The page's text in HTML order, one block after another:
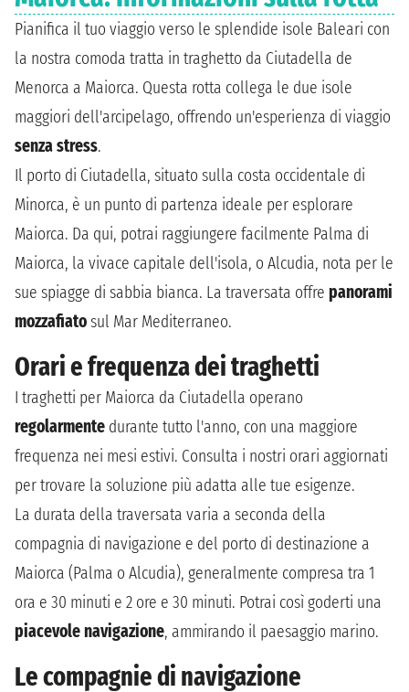
Pianifica il tuo viaggio verso le splendide isole Baleari con
la nostra comoda tratta in traghetto da Ciutadella de
Menorca a Maiorca. Questa rotta collega le due isole
maggiori dell'arcipelago, offrendo un'esperienza di viaggio
senza stress.
Il porto di Ciutadella, situato sulla costa occidentale di
Minorca, è un punto di partenza ideale per esplorare
Maiorca. Da qui, potrai raggiungere facilmente Palma di
Maiorca, la vivace capitale dell'isola, o Alcudia, nota per le
sue spiagge di sabbia bianca. La traversata offre panorami
mozzafiatosul Mar Mediterraneo.
Orari e frequenza dei traghetti
I traghetti per Maiorca da Ciutadella operano
regolarmente durante tutto l'anno, con una maggiore
frequenza nei mesi estivi. Consulta i nostri orari aggiornati
per trovare la soluzione più adatta alle tue esigenze.
La durata della traversata varia a seconda della
compagnia di navigazione e del porto di destinazione a
Maiorca (Palma o Alcudia), generalmente compresa tra 1
ora e 30 minuti e 2 ore e 30 minuti. Potrai così goderti una
piacevole navigazione, ammirando il paesaggio marino.
Le compagnie di navigazione